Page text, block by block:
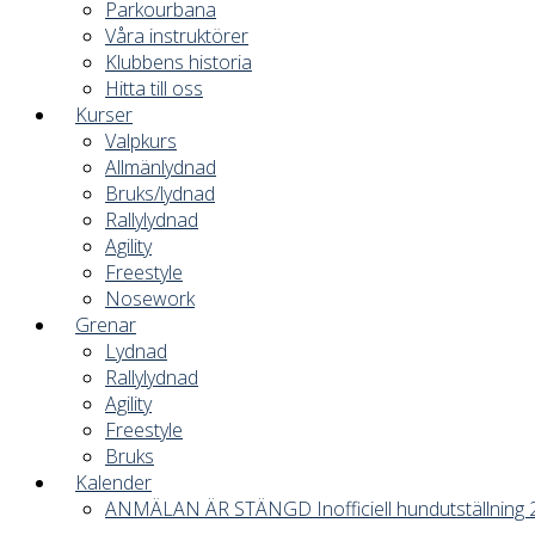
Parkourbana
Våra instruktörer
Klubbens historia
Hitta till oss
Kurser
Valpkurs
Allmänlydnad
Bruks/lydnad
Rallylydnad
Agility
Freestyle
Nosework
Grenar
Lydnad
Rallylydnad
Agility
Freestyle
Bruks
Kalender
ANMÄLAN ÄR STÄNGD Inofficiell hundutställning